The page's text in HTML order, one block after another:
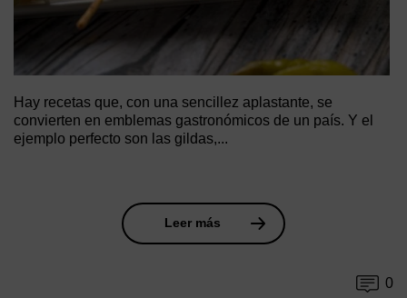
Hay recetas que, con una sencillez aplastante, se
convierten en emblemas gastronómicos de un país. Y el
ejemplo perfecto son las gildas,...
Leer más
0